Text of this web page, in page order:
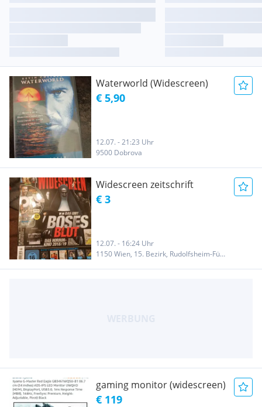
Waterworld (Widescreen)
€ 5,90
12.07. - 21:23 Uhr
9500 Dobrova
Widescreen zeitschrift
€ 3
12.07. - 16:24 Uhr
1150 Wien, 15. Bezirk, Rudolfsheim-Fünfhaus
gaming monitor (widescreen)
€ 119